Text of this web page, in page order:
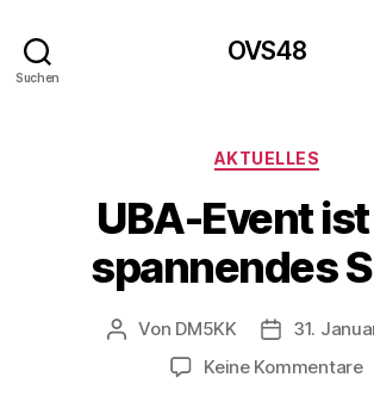
Suchen
OVS48
Kategorien
AKTUELLES
UBA-Event
spannendes
Beitragsautor
Von DM5KK
31.
Keine Kommentarezu